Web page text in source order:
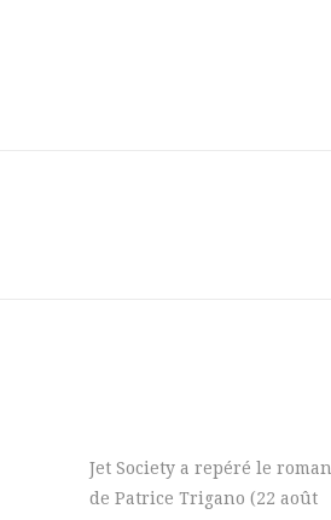
Jet Society a repéré le roman
de Patrice Trigano (22 août